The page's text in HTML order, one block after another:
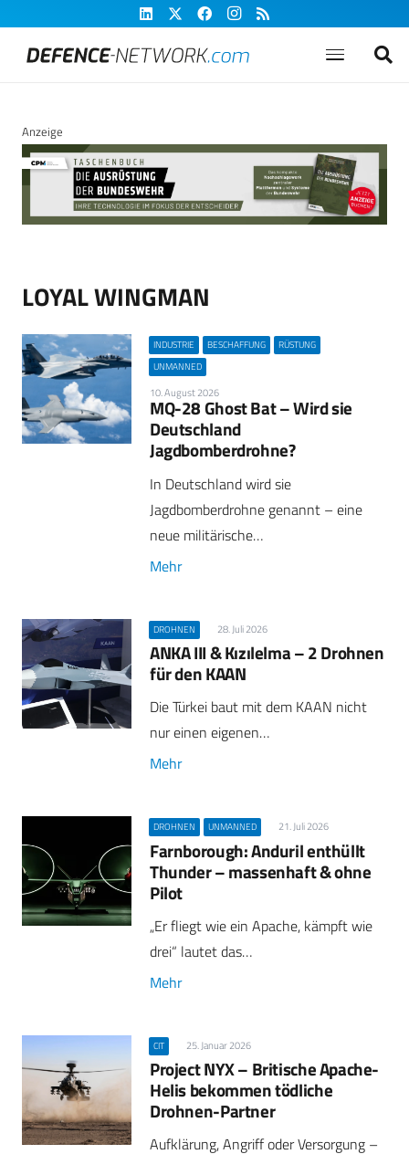
Anzeige
LOYAL WINGMAN
INDUSTRIE BESCHAFFUNG
RÜSTUNG
UNMANNED
10. August 2026
MQ-28 Ghost Bat – Wird sie
Deutschland
Jagdbomberdrohne?
In Deutschland wird sie
Jagdbomberdrohne genannt – eine
neue militärische…
Mehr
DROHNEN 28. Juli 2026
ANKA III & Kızılelma – 2 Drohnen
für den KAAN
Die Türkei baut mit dem KAAN nicht
nur einen eigenen…
Mehr
DROHNEN UNMANNED 21. Juli 2026
Farnborough: Anduril enthüllt
Thunder – massenhaft & ohne
Pilot
„Er fliegt wie ein Apache, kämpft wie
drei“ lautet das…
Mehr
CIT 25. Januar 2026
Project NYX – Britische Apache-
Helis bekommen tödliche
Drohnen-Partner
Aufklärung, Angriff oder Versorgung –